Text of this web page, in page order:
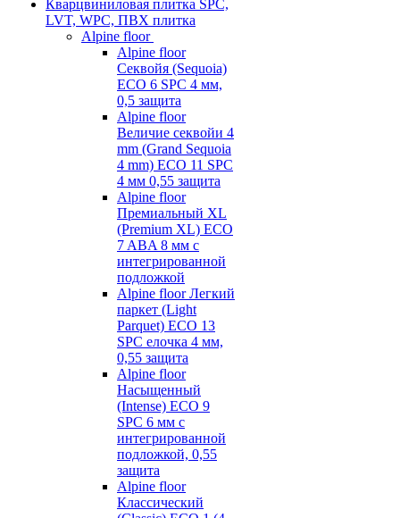
Кварцвиниловая плитка SPC,
LVT, WPC, ПВХ плитка
Alpine floor
Alpine floor
Секвойя (Sequoia)
ECO 6 SPC 4 мм,
0,5 защита
Alpine floor
Величие секвойи 4
mm (Grand Sequoia
4 mm) ECO 11 SPC
4 мм 0,55 защита
Alpine floor
Премиальный XL
(Premium XL) ECO
7 ABA 8 мм с
интегрированной
подложкой
Alpine floor Легкий
паркет (Light
Parquet) ECO 13
SPC елочка 4 мм,
0,55 защита
Alpine floor
Насыщенный
(Intense) ECO 9
SPC 6 мм с
интегрированной
подложкой, 0,55
защита
Alpine floor
Классический